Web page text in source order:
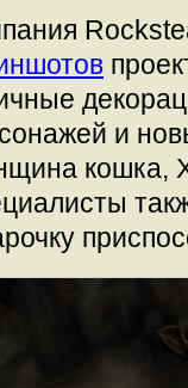
и
кошка,